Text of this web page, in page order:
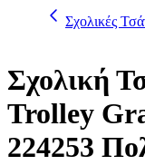
Σχολικές
Σχολική
Trolley
224253